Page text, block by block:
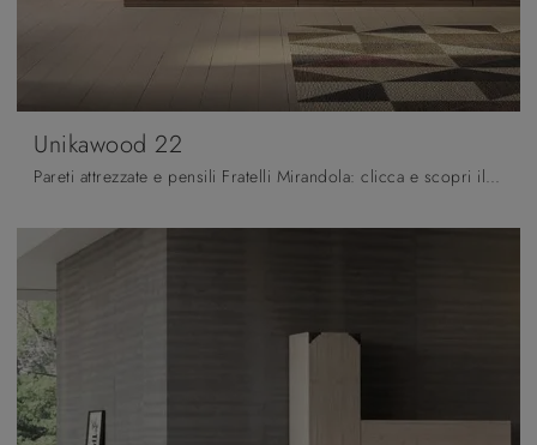
Unikawood 22
Pareti attrezzate e pensili Fratelli Mirandola: clicca e scopri il modello Unikawood 22 e potrai arricchire stanze moderne di ogni tipo.